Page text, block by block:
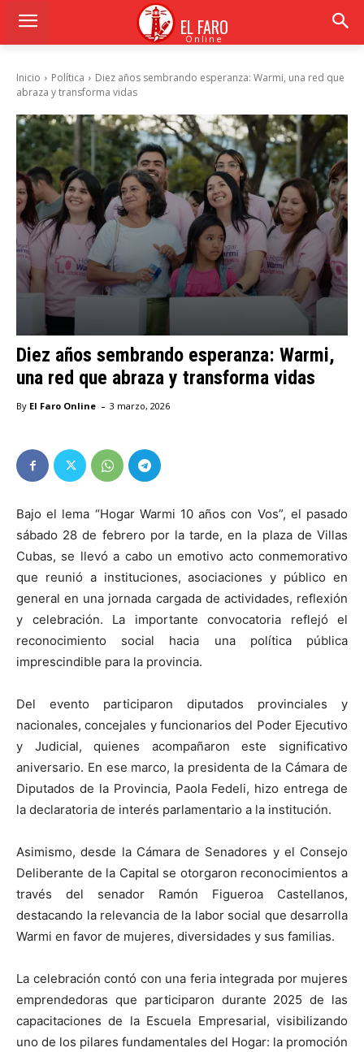
EL FARO
Online
Inicio Política
Diez años sembrando esperanza: Warmi, una red que
abraza y transforma vidas
Diez años sembrando esperanza: Warmi,
una red que abraza y transforma vidas
By El Faro Online - 3 marzo, 2026
Bajo el lema “Hogar Warmi 10 años con Vos”, el pasado
sábado 28 de febrero por la tarde, en la plaza de Villas
Cubas, se llevó a cabo un emotivo acto conmemorativo
que reunió a instituciones, asociaciones y público en
general en una jornada cargada de actividades, reflexión
y celebración. La importante convocatoria reflejó el
reconocimiento social hacia una política pública
imprescindible para la provincia.
Del evento participaron diputados provinciales y
nacionales, concejales y funcionarios del Poder Ejecutivo
y Judicial, quienes acompañaron este significativo
aniversario. En ese marco, la presidenta de la Cámara de
Diputados de la Provincia, Paola Fedeli, hizo entrega de
la declaratoria de interés parlamentario a la institución.
Asimismo, desde la Cámara de Senadores y el Consejo
Deliberante de la Capital se otorgaron reconocimientos a
través del senador Ramón Figueroa Castellanos,
destacando la relevancia de la labor social que desarrolla
Warmi en favor de mujeres, diversidades y sus familias.
La celebración contó con una feria integrada por mujeres
emprendedoras que participaron durante 2025 de las
capacitaciones de la Escuela Empresarial, visibilizando
uno de los pilares fundamentales del Hogar: la promoción